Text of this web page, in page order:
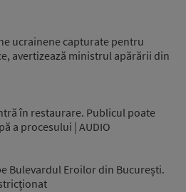
ucrainene capturate pentru
avertizează ministrul apărării din
în restaurare. Publicul poate
a procesului | AUDIO
Bulevardul Eroilor din București.